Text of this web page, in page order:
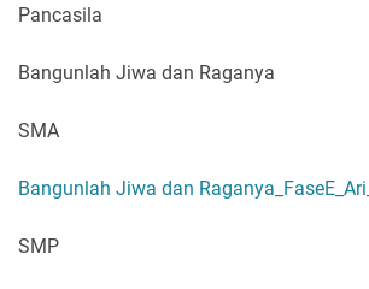
Pancasila
Bangunlah Jiwa dan Raganya
SMA
Bangunlah Jiwa dan
SMP